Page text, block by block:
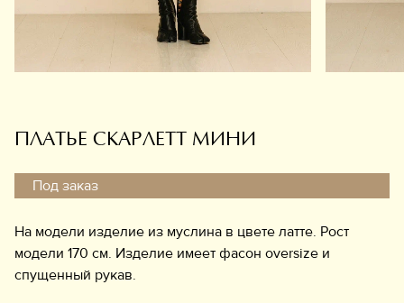
Информация
ПЛАТЬЕ СКАРЛЕТТ МИНИ
Под заказ
На модели изделие из муслина в цвете латте. Рост
модели 170 см. Изделие имеет фасон oversize и
спущенный рукав.